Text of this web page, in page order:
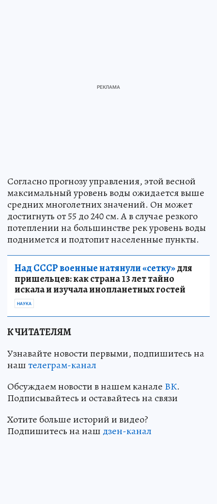
Согласно прогнозу управления, этой весной
максимальный уровень воды ожидается выше
средних многолетних значений. Он может
достигнуть от 55 до 240 см. А в случае резкого
потеплении на большинстве рек уровень воды
поднимется и подтопит населенные пункты.
Над СССР военные натянули «сетку»для
пришельцев: как страна 13 лет тайно
искала и изучала инопланетных гостей
НАУКА
К ЧИТАТЕЛЯМ
Узнавайте новости первыми, подпишитесь на
наштелеграм-канал
Обсуждаем новости в нашем канале ВК.
Подписывайтесь и оставайтесь на связи
Хотите больше историй и видео?
Подпишитесь на наш дзен-канал